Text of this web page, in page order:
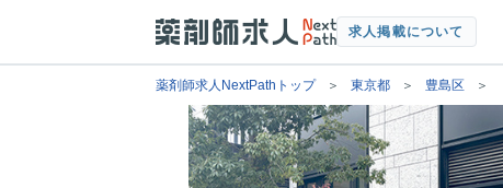
求人掲載について
薬剤師求人NextPathトップ 東京都 豊島区